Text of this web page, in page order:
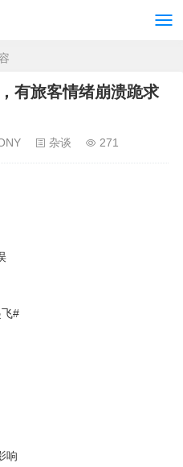
有旅客情绪崩溃跪求
杂谈 271
#
响